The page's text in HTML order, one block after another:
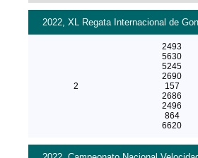
2022, XL Regata Internacional de
2
2493
5630
5245
2690
157
2686
2496
864
6620